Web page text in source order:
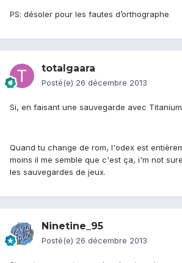
PS: désoler pour les fautes d’orthographe
totalgaara
Posté(e) 26 décembre 2013
Si, en faisant une sauvegarde avec
Quand tu change de rom, l'odex est
moins il me semble que c'est ça, i'm not
les sauvegardes de jeux.
Ninetine_95
Posté(e) 26 décembre 2013